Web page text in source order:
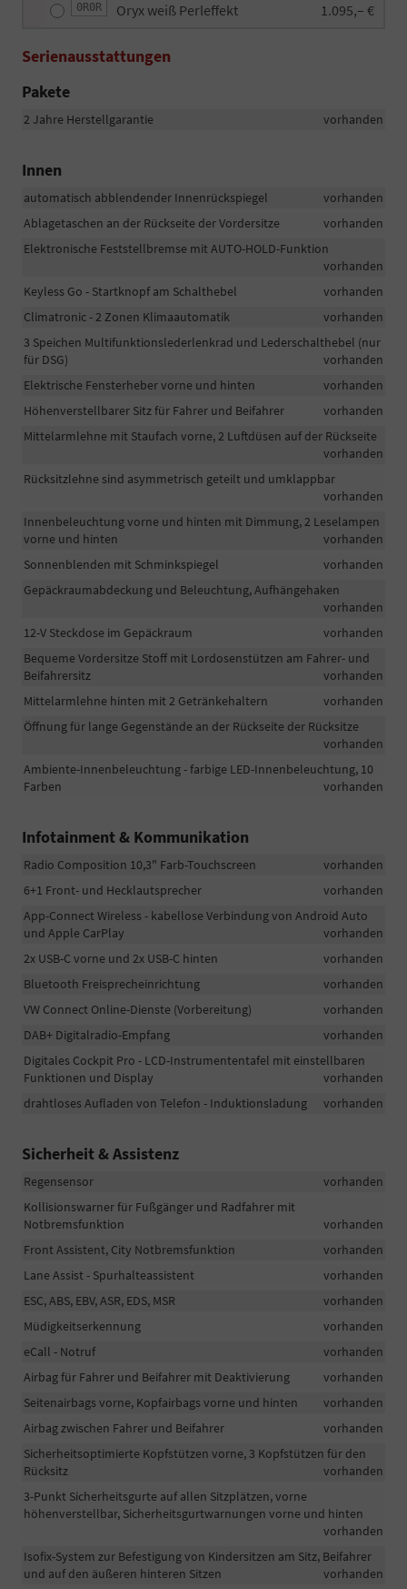
0R0R Oryx weiß Perleffekt 1.095,– €
Serienausstattungen
Pakete
2 Jahre Herstellgarantie vorhanden
Innen
automatisch abblendender Innenrückspiegel
vorhanden
Ablagetaschen an der Rückseite der Vordersitze
vorhanden
Elektronische Feststellbremse mit AUTO-HOLD-Funktion
vorhanden
Keyless Go - Startknopf am Schalthebel
vorhanden
Climatronic - 2 Zonen Klimaautomatik
vorhanden
3 Speichen Multifunktionslederlenkrad und Lederschalthebel (nur
für DSG)
vorhanden
Elektrische Fensterheber vorne und hinten
vorhanden
Höhenverstellbarer Sitz für Fahrer und Beifahrer
vorhanden
Mittelarmlehne mit Staufach vorne, 2 Luftdüsen auf der Rückseite
vorhanden
Rücksitzlehne sind asymmetrisch geteilt und umklappbar
vorhanden
Innenbeleuchtung vorne und hinten mit Dimmung, 2 Leselampen
vorne und hinten
vorhanden
Sonnenblenden mit Schminkspiegel
vorhanden
Gepäckraumabdeckung und Beleuchtung, Aufhängehaken
vorhanden
12-V Steckdose im Gepäckraum
vorhanden
Bequeme Vordersitze Stoff mit Lordosenstützen am Fahrer- und
Beifahrersitz
vorhanden
Mittelarmlehne hinten mit 2 Getränkehaltern
vorhanden
Öffnung für lange Gegenstände an der Rückseite der Rücksitze
vorhanden
Ambiente-Innenbeleuchtung - farbige LED-Innenbeleuchtung, 10
Farben
vorhanden
Infotainment & Kommunikation
Radio Composition 10,3" Farb-Touchscreen
vorhanden
6+1 Front- und Hecklautsprecher
vorhanden
App-Connect Wireless - kabellose Verbindung von Android Auto
und Apple CarPlay
vorhanden
2x USB-C vorne und 2x USB-C hinten
vorhanden
Bluetooth Freisprecheinrichtung
vorhanden
VW Connect Online-Dienste (Vorbereitung)
vorhanden
DAB+ Digitalradio-Empfang
vorhanden
Digitales Cockpit Pro - LCD-Instrumententafel mit einstellbaren
Funktionen und Display
vorhanden
drahtloses Aufladen von Telefon - Induktionsladung
vorhanden
Sicherheit & Assistenz
Regensensor
vorhanden
Kollisionswarner für Fußgänger und Radfahrer mit
Notbremsfunktion
vorhanden
Front Assistent, City Notbremsfunktion
vorhanden
Lane Assist - Spurhalteassistent
vorhanden
ESC, ABS, EBV, ASR, EDS, MSR
vorhanden
Müdigkeitserkennung
vorhanden
eCall - Notruf
vorhanden
Airbag für Fahrer und Beifahrer mit Deaktivierung
vorhanden
Seitenairbags vorne, Kopfairbags vorne und hinten
vorhanden
Airbag zwischen Fahrer und Beifahrer
vorhanden
Sicherheitsoptimierte Kopfstützen vorne, 3 Kopfstützen für den
Rücksitz
vorhanden
3-Punkt Sicherheitsgurte auf allen Sitzplätzen, vorne
höhenverstellbar, Sicherheitsgurtwarnungen vorne und hinten
vorhanden
Isofix-System zur Befestigung von Kindersitzen am Sitz, Beifahrer
und auf den äußeren hinteren Sitzen
vorhanden